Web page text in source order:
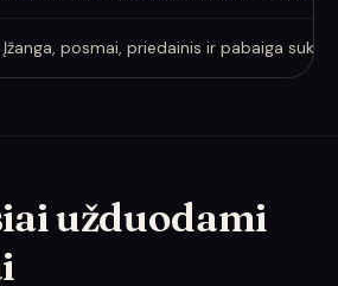
Įžanga, posmai, priedainis ir pabaiga
užduodami